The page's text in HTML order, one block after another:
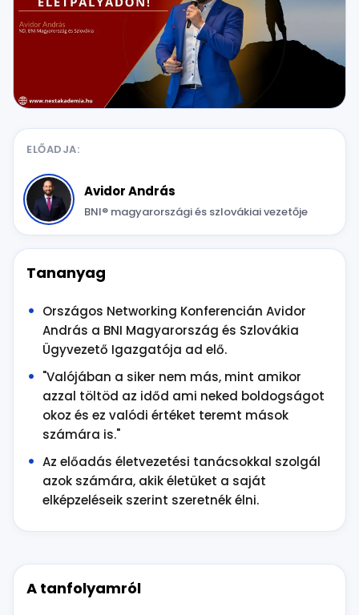
A tanfolyamról
ELŐADJA:
Avidor András
BNI® magyarországi és szlovákiai vezetője
Tananyag
Országos Networking Konferencián Avidor
András a BNI Magyarország és Szlovákia
Ügyvezető Igazgatója ad elő.
"Valójában a siker nem más, mint amikor
azzal töltöd az időd ami neked boldogságot
okoz és ez valódi értéket teremt mások
számára is."
Az előadás életvezetési tanácsokkal szolgál
azok számára, akik életüket a saját
elképzeléseik szerint szeretnék élni.